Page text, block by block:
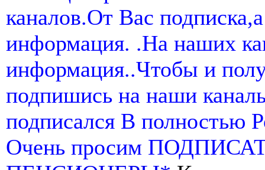
каналов.От Вас
информация. .На наших
информация..Чтобы и
подпишись на наши
подписался В полностью
Очень просим